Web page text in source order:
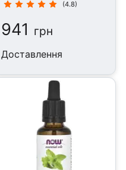
(4.8)
941 грн
Доставлення